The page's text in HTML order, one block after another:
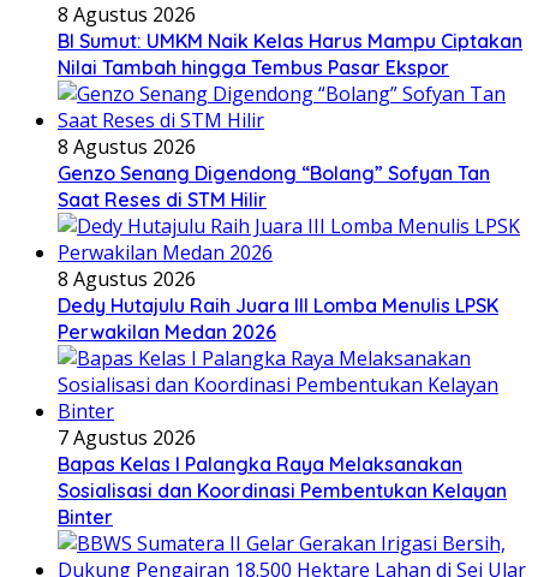
8 Agustus 2026
BI Sumut: UMKM Naik Kelas Harus Mampu Ciptakan
Nilai Tambah hingga Tembus Pasar Ekspor
8 Agustus 2026
Genzo Senang Digendong “Bolang” Sofyan Tan
Saat Reses di STM Hilir
8 Agustus 2026
Dedy Hutajulu Raih Juara III Lomba Menulis LPSK
Perwakilan Medan 2026
7 Agustus 2026
Bapas Kelas I Palangka Raya Melaksanakan
Sosialisasi dan Koordinasi Pembentukan Kelayan
Binter